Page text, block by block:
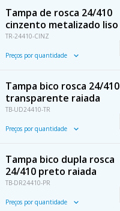
Tampa de rosca 24/410
cinzento metalizado liso
TR-24410-CINZ
Preços por quantidade
Tampa bico rosca 24/410
transparente raiada
TB-UD24410-TR
Preços por quantidade
Tampa bico dupla rosca
24/410 preto raiada
TB-DR24410-PR
Preços por quantidade